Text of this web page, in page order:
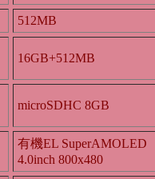
512MB
16GB+512MB
microSDHC 8GB
有機EL SuperAMOLED
4.0inch 800x480